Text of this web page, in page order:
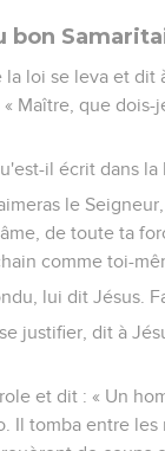
bon
la loi se leva et dit
Maître, que
il écrit dans la
le
de toute ta
comme toi-
lui dit Jésus.
justifier, dit à
et dit : « Un
Il tomba entre les